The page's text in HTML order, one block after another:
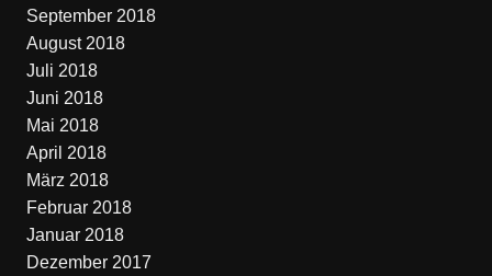
September 2018
August 2018
Juli 2018
Juni 2018
Mai 2018
April 2018
März 2018
Februar 2018
Januar 2018
Dezember 2017